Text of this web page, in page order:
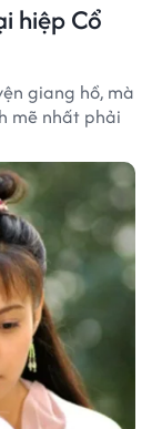
hiệp Cổ
giang hồ, mà
mẽ nhất phải